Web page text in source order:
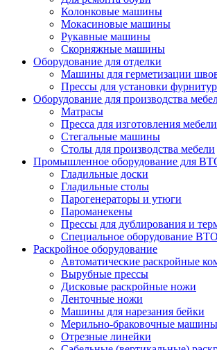
Колонковые машины
Мокасиновые машины
Рукавные машины
Скорняжные машины
Оборудование для отделки
Машины для герметизации
Прессы для установки
Оборудование для производства
Матрасы
Пресса для изготовления
Стегальные машины
Столы для производства мебели
Промышленное оборудование для
Гладильные доски
Гладильные столы
Парогенераторы и утюги
Пароманекены
Прессы для дублирования и
Специальное оборудование ВТО
Раскройное оборудование
Автоматические раскройные
Вырубные прессы
Дисковые раскройные ножи
Ленточные ножи
Машины для нарезания бейки
Мерильно-браковочные машины
Отрезные линейки